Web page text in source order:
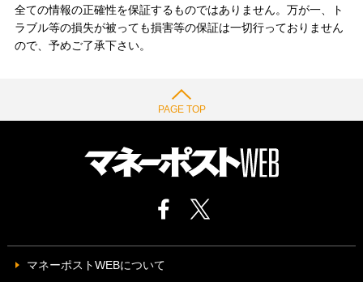
全ての情報の正確性を保証するものではありません。万が一、ト
ラブル等の損失が被っても損害等の保証は一切行っておりません
ので、予めご了承下さい。
PAGE TOP
マネーポストWEBについて